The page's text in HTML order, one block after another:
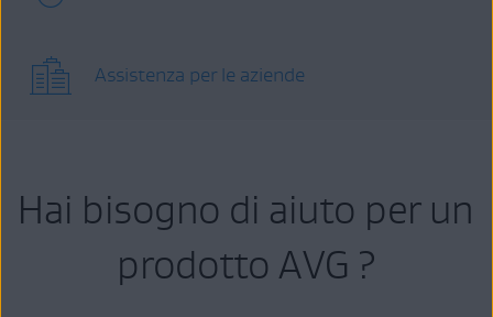
Assistenza per le aziende
Hai bisogno di aiuto per un
prodotto AVG ?